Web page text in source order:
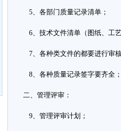
5、各部门质量记录清单；
6、技术文件清单（图纸、工
7、各种类文件的都要进行审
8、各种质量记录签字要齐全
二、管理评审：
9、管理评审计划；